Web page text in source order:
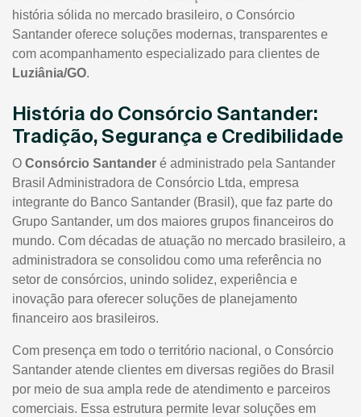
história sólida no mercado brasileiro, o Consórcio
Santander oferece soluções modernas, transparentes e
com acompanhamento especializado para clientes de
Luziânia/GO.
História do Consórcio Santander:
Tradição, Segurança e Credibilidade
O Consórcio Santander é administrado pela Santander
Brasil Administradora de Consórcio Ltda, empresa
integrante do Banco Santander (Brasil), que faz parte do
Grupo Santander, um dos maiores grupos financeiros do
mundo. Com décadas de atuação no mercado brasileiro, a
administradora se consolidou como uma referência no
setor de consórcios, unindo solidez, experiência e
inovação para oferecer soluções de planejamento
financeiro aos brasileiros.
Com presença em todo o território nacional, o Consórcio
Santander atende clientes em diversas regiões do Brasil
por meio de sua ampla rede de atendimento e parceiros
comerciais. Essa estrutura permite levar soluções em